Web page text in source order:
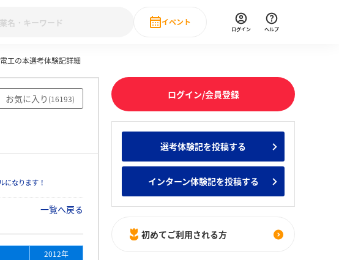
みんなの新卒就職人気企業ランキング みんなのインターン人気企業ランキ
28卒 IT・DX現場社員インタビュー
イベント
直近のイベント一覧
ログイン ヘルプ
工の本選考体験記詳細
お気に入り (16193)
になります！
一覧へ戻る
2012年
ログイン/会員登録
選考体験記を投稿する
インターン体験記を投稿する
初めてご利用される方